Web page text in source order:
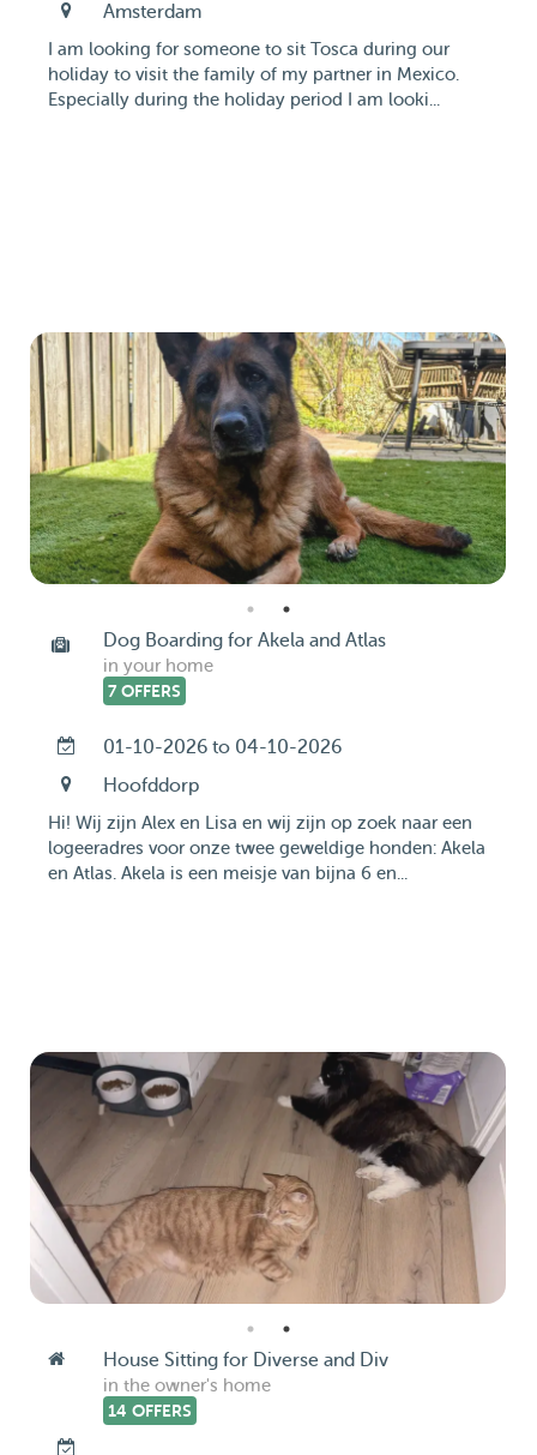
Amsterdam
I am looking for someone to sit Tosca during our
holiday to visit the family of my partner in Mexico.
Especially during the holiday period I am looki...
Dog Boarding for Akela and Atlas
in your home
7 OFFERS
01-10-2026 to 04-10-2026
Hoofddorp
Hi! Wij zijn Alex en Lisa en wij zijn op zoek naar een
logeeradres voor onze twee geweldige honden: Akela
en Atlas. Akela is een meisje van bijna 6 en...
House Sitting for Diverse and Div
in the owner's home
14 OFFERS